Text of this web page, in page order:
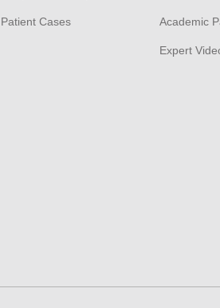
Patient Cases Academic
Expert